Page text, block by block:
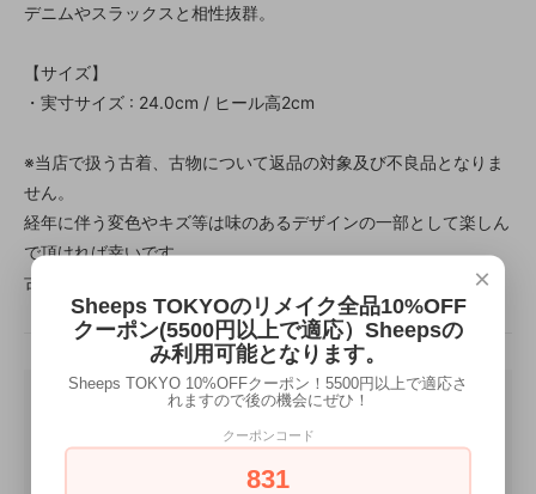
デニムやスラックスと相性抜群。
【サイズ】
・実寸サイズ : 24.0cm / ヒール高2cm
※当店で扱う古着、古物について返品の対象及び不良品となりま
せん。
経年に伴う変色やキズ等は味のあるデザインの一部として楽しん
で頂ければ幸いです。
古着特有の雰囲気や魅力をお楽しみください。
×
Sheeps TOKYOのリメイク全品10%OFF
クーポン(5500円以上で適応）Sheepsの
み利用可能となります。
Sheeps TOKYO 10%OFFクーポン！5500円以上で適応さ
れますので後の機会にぜひ！
クーポンコード
831